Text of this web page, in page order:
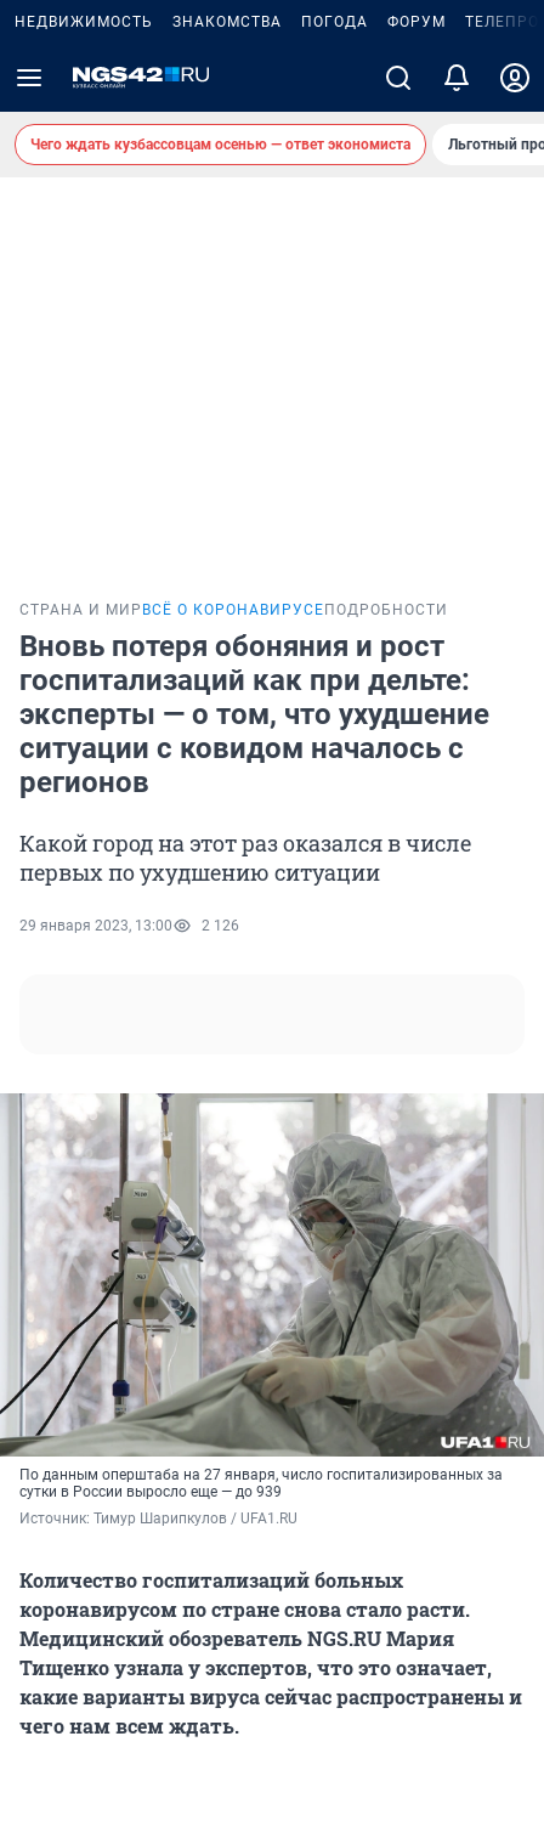
НЕДВИЖИМОСТЬ ЗНАКОМСТВА ПОГОДА ФОРУМ
Чего ждать кузбассовцам осенью — ответ экономиста Льготный
СТРАНА И МИР ВСЁ О КОРОНАВИРУСЕ ПОДРОБНОСТИ
Вновь потеря обоняния и рост
госпитализаций как при дельте:
эксперты — о том, что ухудшение
ситуации с ковидом началось с
регионов
Какой город на этот раз оказался в числе
первых по ухудшению ситуации
29 января 2023, 13:00 2 126
По данным оперштаба на 27 января, число госпитализированных за
сутки в России выросло еще — до 939
Источник: Тимур Шарипкулов / UFA1.RU
Количество госпитализаций больных
коронавирусом по стране снова стало расти.
Медицинский обозреватель NGS.RU Мария
Тищенко узнала у экспертов, что это означает,
какие варианты вируса сейчас распространены и
чего нам всем ждать.